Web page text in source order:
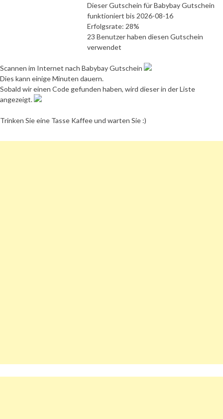
Dieser Gutschein für Babybay Gutschein
funktioniert bis 2026-08-16
Erfolgsrate: 28%
23 Benutzer haben diesen Gutschein
verwendet
Scannen im Internet nach Babybay Gutschein
Dies kann einige Minuten dauern.
Sobald wir einen Code gefunden haben, wird dieser in der Liste
angezeigt.
Trinken Sie eine Tasse Kaffee und warten Sie :)